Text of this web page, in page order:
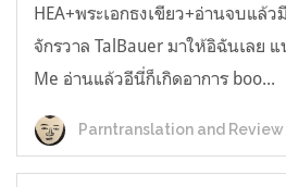
HEA+พระเอกธงเขียว+อ่านจบแล้
จักรวาล TalBauer มาให้อิฉันเลย แ
Me อ่านแล้วอีนี่ก็เกิดอาการ boo...
Parntranslation and Review